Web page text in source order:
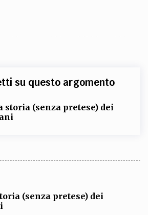
su questo argomento
storia (senza pretese) dei
(senza pretese) dei